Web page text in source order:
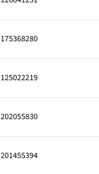
175368280
125022219
202055830
201455394